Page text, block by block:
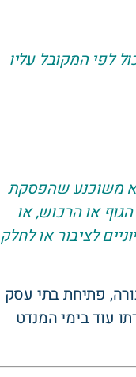
לפי המקובל עליו
משוכנע שהפסקת
או הרכוש, או
לציבור או לחלק
פתיחת בתי עסק
עוד בימי המנדט